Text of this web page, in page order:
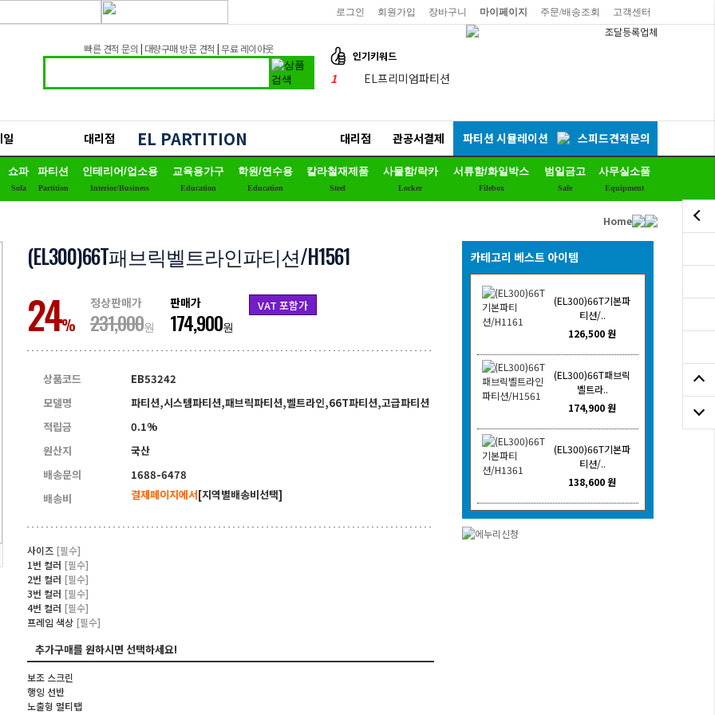
로그인 회원가입 장바구니 마이페이지 주문/배송조회 고객센터
빠른 견적 문의 | 대량구매 방문 견적 |무료 레이아웃
인기키워드
1
EL프리미엄파티션
4
리더풀메쉬의자
5
양면자석파티션
6
하이퍼스
8
대리점 EL PARTITION 대리점 관공서결제 파티션 시뮬레이션 스피드견적문의
쇼파
Sofa
파티션
Partition
인테리어/업소용
Interior/Business
교육용가구
Education
학원/연수용
Education
칼라철재제품
Steel
사물함/락카
Locker
서류함/화일박스
Filebox
범일금고
Safe
사무실소품
Equipment
Home
(EL300)66T패브릭벨트라인파티션/H1561
24%
정상판매가
231,000원
판매가
174,900원
VAT 포함가
상품코드
EB53242
모델명
파티션,시스템파티션,패브릭파티션,벨트라인,66T파티션,고급파티션
적립금
0.1%
원산지
국산
배송문의
1688-6478
배송비
결제페이지에서[지역별배송비선택]
사이즈 [필수]
1번 컬러 [필수]
2번 컬러 [필수]
3번 컬러 [필수]
4번 컬러 [필수]
프레임 색상 [필수]
추가구매를 원하시면 선택하세요!
보조 스크린
행잉 선반
노출형 멀티탭
카테고리 베스트 아이템
(EL300)66T기본파
티션/..
126,500 원
(EL300)66T패브릭
벨트라..
174,900 원
(EL300)66T기본파
티션/..
138,600 원